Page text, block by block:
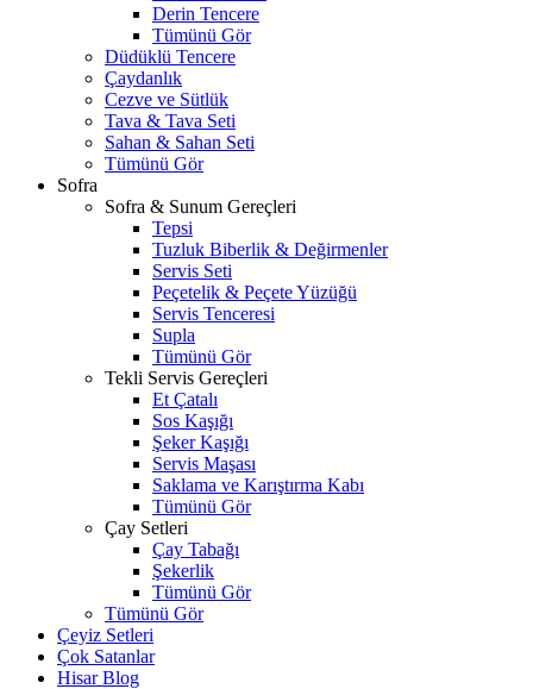
Derin Tencere
Tümünü Gör
Düdüklü Tencere
Çaydanlık
Cezve ve Sütlük
Tava & Tava Seti
Sahan & Sahan Seti
Tümünü Gör
Sofra
Sofra & Sunum Gereçleri
Tepsi
Tuzluk Biberlik & Değirmenler
Servis Seti
Peçetelik & Peçete Yüzüğü
Servis Tenceresi
Supla
Tümünü Gör
Tekli Servis Gereçleri
Et Çatalı
Sos Kaşığı
Şeker Kaşığı
Servis Maşası
Saklama ve Karıştırma Kabı
Tümünü Gör
Çay Setleri
Çay Tabağı
Şekerlik
Tümünü Gör
Tümünü Gör
Çeyiz Setleri
Çok Satanlar
Hisar Blog